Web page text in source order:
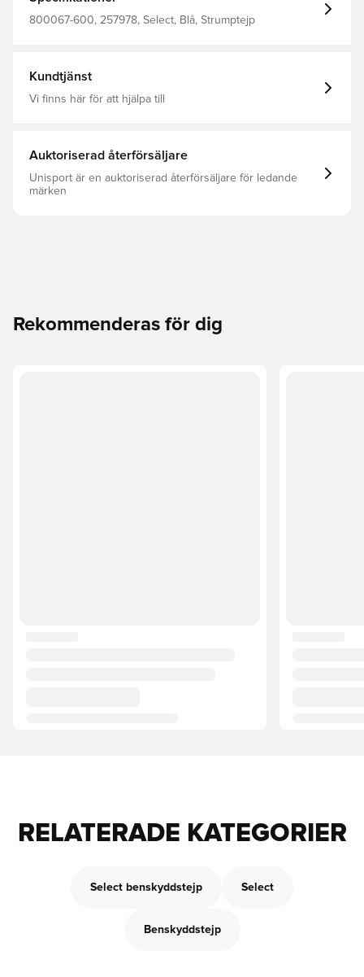
800067-600, 257978, Select, Blå, Strumptejp
Kundtjänst
Vi finns här för att hjälpa till
Auktoriserad återförsäljare
Unisport är en auktoriserad återförsäljare för ledande
märken
Rekommenderas för dig
RELATERADE KATEGORIER
Select benskyddstejp Select
Benskyddstejp